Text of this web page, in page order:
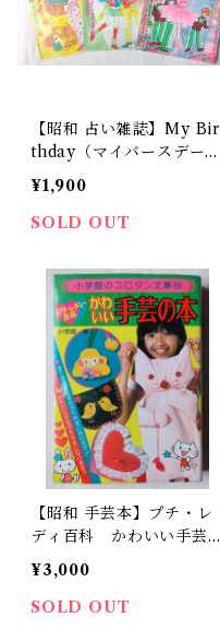
【昭和 占い雑誌】My Bir
thday（マイバースデー）
3冊セット
¥1,900
SOLD OUT
【昭和 手芸本】プチ・レ
ディ百科 かわいい手芸の
本（昭和55年）
¥3,000
SOLD OUT